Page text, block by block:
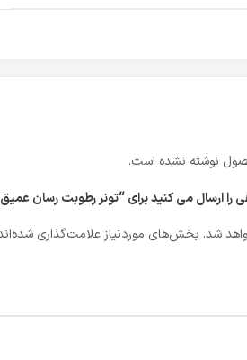
نوشته نشده است.
ارسال می کنید برای “تونر رطوبت رسان عمیق
شد. بخش‌های موردنیاز علامت‌گذاری